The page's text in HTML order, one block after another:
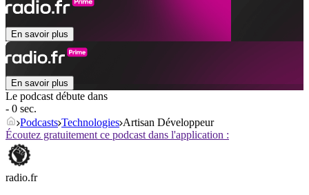
En savoir plus
En savoir plus
Le podcast débute dans
- 0 sec.
Podcasts Technologies Artisan Développeur
Écoutez gratuitement ce podcast dans l'application :
radio.fr